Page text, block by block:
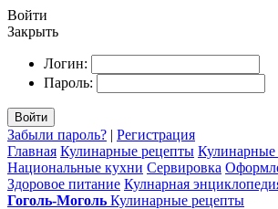
Войти
Закрыть
Логин:
Пароль:
Войти
Забыли пароль? | Регистрация
Главная Кулинарные рецепты Кулинарные
Национальные кухни Сервировка
Здоровое питание Кулнарная
Гоголь-Моголь Кулинарные рецепты